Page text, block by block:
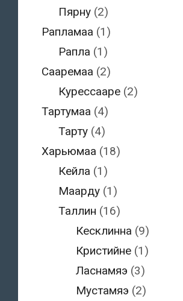
Пярну (2)
Рапламаа (1)
Рапла (1)
Сааремаа (2)
Курессааре (2)
Тартумаа (4)
Тарту (4)
Харьюмаа (18)
Кейла (1)
Маарду (1)
Таллин (16)
Кесклинна (9)
Кристийне(1)
Ласнамяэ (3)
Мустамяэ (2)